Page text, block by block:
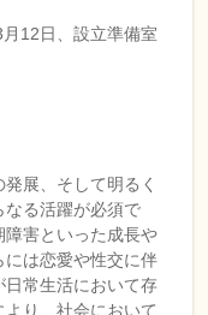
12日、設立準備室
展、そして明るく
なる活躍が必須で
害といった成長や
は恋愛や性交に伴
日常生活において存
り、社会において